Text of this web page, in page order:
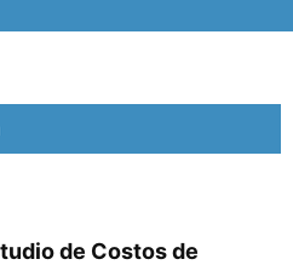
de Costos de